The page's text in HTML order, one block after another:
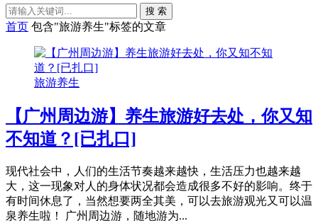
搜 索
首页 包含"旅游养生"标签的文章
旅游养生
【广州周边游】养生旅游好去处，你又知
不知道？[已扎口]
现代社会中，人们的生活节奏越来越快，生活压力也越来越
大，这一现象对人的身体状况都会造成很多不好的影响。终于
有时间休息了，当然想要两全其美，可以去旅游观光又可以温
泉养生啦！ 广州周边游，随地游为...